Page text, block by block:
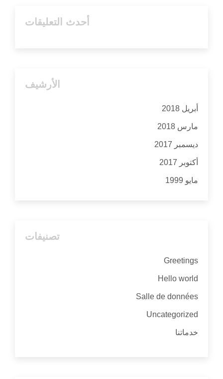
أحدث التعليقات
الأرشيف
أبريل 2018
مارس 2018
ديسمبر 2017
أكتوبر 2017
مايو 1999
تصنيفات
Greetings
Hello world
Salle de données
Uncategorized
خدماتنا